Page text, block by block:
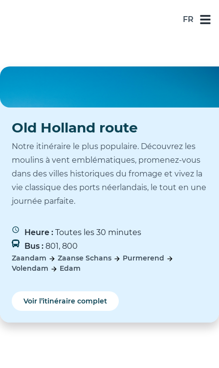
FR
FR
Old Holland route
Notre itinéraire le plus populaire. Découvrez les
moulins à vent emblématiques, promenez-vous
dans des villes historiques du fromage et vivez la
vie classique des ports néerlandais, le tout en une
journée parfaite.
Heure : Toutes les 30 minutes
Bus : 801, 800
Zaandam Zaanse Schans
Purmerend
Volendam
Edam
Voir l’itinéraire complet